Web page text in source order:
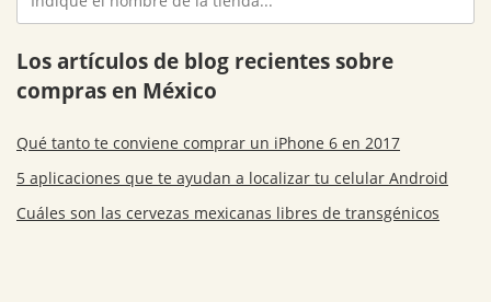
Los artículos de blog recientes sobre
compras en México
Qué tanto te conviene comprar un iPhone 6 en 2017
5 aplicaciones que te ayudan a localizar tu celular Android
Cuáles son las cervezas mexicanas libres de transgénicos